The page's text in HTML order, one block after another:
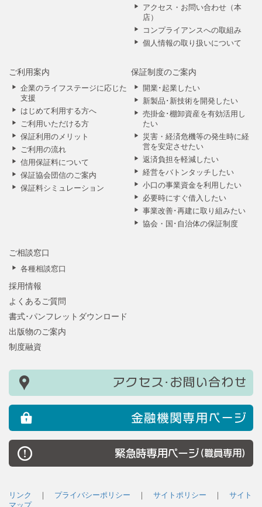
アクセス・お問い合わせ（本
店）
コンプライアンスへの取組み
個人情報の取り扱いについて
ご利用案内
企業のライフステージに応じた
支援
はじめて利用する方へ
ご利用いただける方
保証利用のメリット
ご利用の流れ
信用保証料について
保証協会団信のご案内
保証料シミュレーション
保証制度のご案内
開業･起業したい
新製品･新技術を開発したい
売掛金･棚卸資産を有効活用し
たい
災害・経済危機等の発生時に経
営を安定させたい
返済負担を軽減したい
経営をバトンタッチしたい
小口の事業資金を利用したい
必要時にすぐ借入したい
事業改善･再建に取り組みたい
協会・国･自治体の保証制度
ご相談窓口
各種相談窓口
採用情報
よくあるご質問
書式･パンフレットダウンロード
出版物のご案内
制度融資
リンク ｜ プライバシーポリシー ｜ サイトポリシー ｜ サイト
マップ